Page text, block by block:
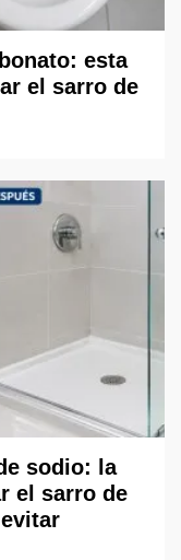
esta
el sarro de
sodio: la
el sarro de